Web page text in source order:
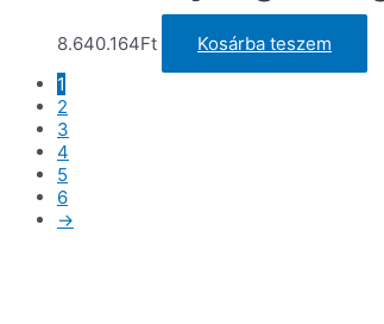
8.640.164Ft
Kosárba teszem
1
2
3
4
5
6
→